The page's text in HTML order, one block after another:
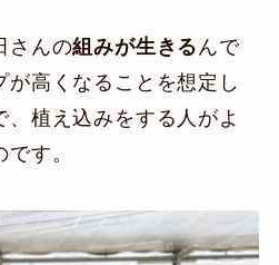
さんの組みが生きる んで
高くなることを想定し
植え込みをする人がよ
す。